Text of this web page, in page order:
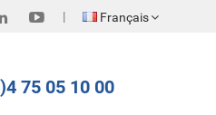
Français
75 05 10 00